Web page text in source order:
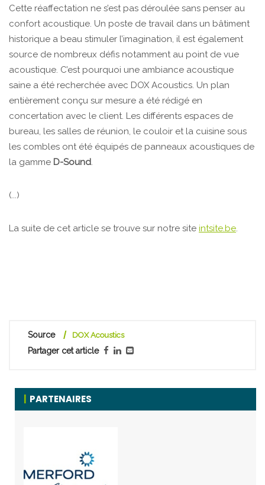
Cette réaffectation ne s’est pas déroulée sans penser au
confort acoustique. Un poste de travail dans un bâtiment
historique a beau stimuler l’imagination, il est également
source de nombreux défis notamment au point de vue
acoustique. C’est pourquoi une ambiance acoustique
saine a été recherchée avec DOX Acoustics. Un plan
entièrement conçu sur mesure a été rédigé en
concertation avec le client. Les différents espaces de
bureau, les salles de réunion, le couloir et la cuisine sous
les combles ont été équipés de panneaux acoustiques de
la gamme D-Sound.
(...)
La suite de cet article se trouve sur notre site intsite.be.
Source DOX Acoustics
Partager cet article
PARTENAIRES